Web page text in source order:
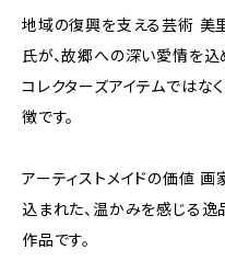
地域の復興を支える芸術 美
氏が、故郷への深い愛情を込
コレクターズアイテムではな
徴です。
アーティストメイドの価値
込まれた、温かみを感じる逸
作品です。